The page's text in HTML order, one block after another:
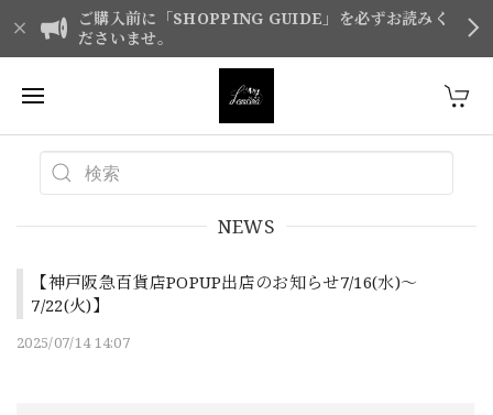
ご購入前に「SHOPPING GUIDE」を必ずお読みく
ださいませ。
NEWS
【神戸阪急百貨店POPUP出店のお知らせ7/16(水)～
7/22(火)】
2025/07/14 14:07